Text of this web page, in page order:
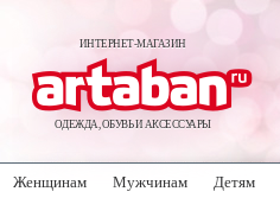
ИНТЕРНЕТ-МАГАЗИН
ОДЕЖДА, ОБУВЬ И АКСЕССУАРЫ
Женщинам Мужчинам Детям